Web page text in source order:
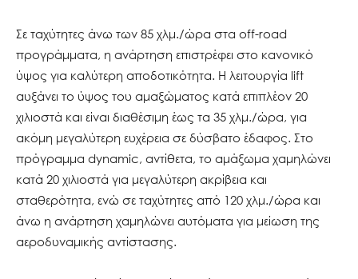
Σε ταχύτητες άνω των 85 χλμ./ώρα στα off-road
προγράμματα, η ανάρτηση επιστρέφει στο κανονικό
ύψος για καλύτερη αποδοτικότητα. Η λειτουργία lift
αυξάνει το ύψος του αμαξώματος κατά επιπλέον 20
χιλιοστά και είναι διαθέσιμη έως τα 35 χλμ./ώρα, για
ακόμη μεγαλύτερη ευχέρεια σε δύσβατο έδαφος. Στο
πρόγραμμα dynamic, αντίθετα, το αμάξωμα χαμηλώνει
κατά 20 χιλιοστά για μεγαλύτερη ακρίβεια και
σταθερότητα, ενώ σε ταχύτητες από 120 χλμ./ώρα και
άνω η ανάρτηση χαμηλώνει αυτόματα για μείωση της
αεροδυναμικής αντίστασης.